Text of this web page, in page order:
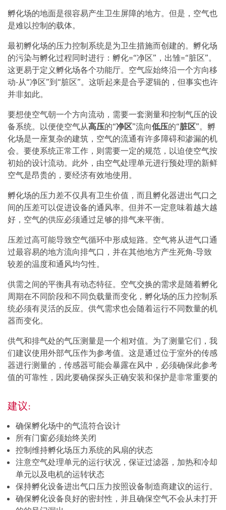
孵化场的地面是很容易产生卫生屏障的地方。但是，空气也
是难以控制的载体。
最初孵化场的压力控制系统是为卫生措施而创建的。孵化场
的污染与孵化过程同时进行：孵化=“净区​​”，出雏=“脏区”。
这更易于定义孵化场各个功能厅。空气应始终沿一个方向移
动-从“净区”到“脏区”。这听起来是合乎逻辑的，但事实也许
并非如此。
要想使空气朝一个方向流动，需要一套测量和控制气压的设
备系统。以便使空气从高压的“净区”流向低压的“脏区”。孵
化场是一座复杂的建筑，空气的流通有许多障碍和渗漏的机
会。要使系统正常工作，则需要一定的规范，以迫使空气按
初始的设计流动。此外，由空气处理单元进行预处理的新鲜
空气是昂贵的，要经济有效地使用。
孵化场的压力差不仅具有卫生价值，而且孵化器进出气口之
间的压差可以促进设备的通风率。但并不一定意味着越大越
好，空气的供应必须通过足够的排气来平衡。
压差过高可能导致空气循环中形成短路。空气将从进气口通
过最容易的地方流向排气口，并在其他地方产生死角-导致
较差的温度和通风均匀性。
供需之间的平衡具有动态特征。空气交换的需求是随着孵化
周期在不同阶段和不同负载量而变化，孵化场的压力控制系
统必须有灵活的反应。供气需求也会随着运行不同数量的机
器而变化。
供气和排气处的气压测量是一个相对值。为了测量它们，我
们建议使用外部气压作为参考值。这是通过位于室外的传感
器进行测量的，传感器可能会暴露在风中，必须确保此参考
值的可靠性，因此要确保探头正确安装和保护是非常重要的
建议:
确保孵化场中的气流符合设计
所有门窗必须始终关闭
控制维持孵化场压力系统的风扇的状态
注意空气处理单元的运行状况，保证过滤器，加热和冷却
单元以及电机的运转状态
保持孵化设备进出气口压力按照设备制造商建议的运行。
确保孵化设备良好的密封性，并且确保空气不会从未打开